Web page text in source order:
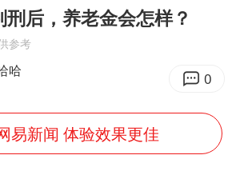
今年4位周星驰电影配角去世
曝侯明昊违反交规被约谈
“梅姨”准确年龄仍未知
南昌一规划馆现“阴间座椅”字样
后，养老金会怎样？
参考
哈 0
易新闻 体验效果更佳